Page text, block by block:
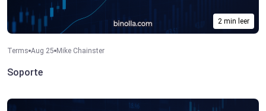
2 min leer
Terms Aug 25 Mike Chainster
Soporte